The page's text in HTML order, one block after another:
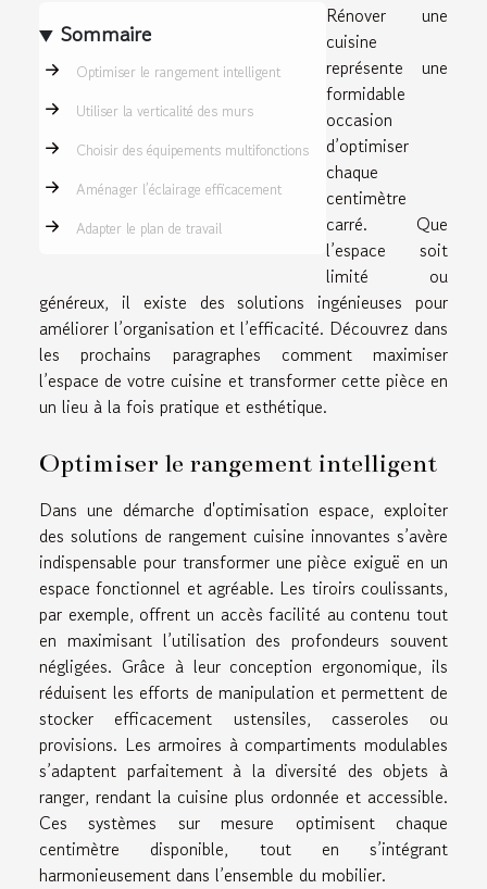
Sommaire
Optimiser le rangement intelligent
Utiliser la verticalité des murs
Choisir des équipements multifonctions
Aménager l’éclairage efficacement
Adapter le plan de travail
Rénover une
cuisine
représente une
formidable
occasion
d’optimiser
chaque
centimètre
carré. Que
l’espace soit
limité ou
généreux, il existe des solutions ingénieuses pour
améliorer l’organisation et l’efficacité. Découvrez dans
les prochains paragraphes comment maximiser
l’espace de votre cuisine et transformer cette pièce en
un lieu à la fois pratique et esthétique.
Optimiser le rangement intelligent
Dans une démarche d'optimisation espace, exploiter
des solutions de rangement cuisine innovantes s’avère
indispensable pour transformer une pièce exiguë en un
espace fonctionnel et agréable. Les tiroirs coulissants,
par exemple, offrent un accès facilité au contenu tout
en maximisant l’utilisation des profondeurs souvent
négligées. Grâce à leur conception ergonomique, ils
réduisent les efforts de manipulation et permettent de
stocker efficacement ustensiles, casseroles ou
provisions. Les armoires à compartiments modulables
s’adaptent parfaitement à la diversité des objets à
ranger, rendant la cuisine plus ordonnée et accessible.
Ces systèmes sur mesure optimisent chaque
centimètre disponible, tout en s’intégrant
harmonieusement dans l’ensemble du mobilier.